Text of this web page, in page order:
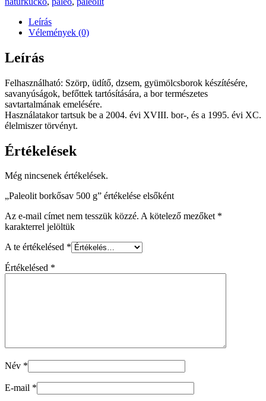
mennyiség
Leírás
Vélemények (0)
Leírás
Felhasználható: Szörp, üdítő, dzsem, gyümölcsborok készítésére,
savanyúságok, befőttek tartósítására, a bor természetes
savtartalmának emelésére.
Használatakor tartsuk be a 2004. évi XVIII. bor-, és a 1995. évi XC.
élelmiszer törvényt.
Értékelések
Még nincsenek értékelések.
„Paleolit borkősav 500 g” értékelése elsőként
Az e-mail címet nem tesszük közzé. A kötelező mezőket *
karakterrel jelöltük
A te értékelésed *
Értékelésed *
Név *
E-mail *